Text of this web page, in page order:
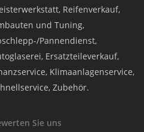
Reifenverkauf,
und Tuning,
Pannendienst,
Ersatzteileverkauf,
Klimaanlagenservice,
Zubehör.
Sie uns